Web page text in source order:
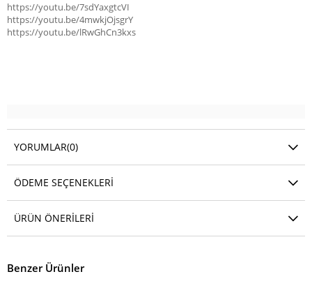
https://youtu.be/7sdYaxgtcVI
https://youtu.be/4mwkjOjsgrY
https://youtu.be/lRwGhCn3kxs
YORUMLAR(0)
ÖDEME SEÇENEKLERI
ÜRÜN ÖNERILERI
Benzer Ürünler